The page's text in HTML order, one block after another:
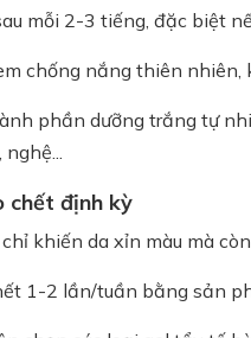
mỗi 2-3 tiếng, đặc biệt
chống nắng thiên
phần dưỡng trắng tự
chết định kỳ
khiến da xỉn màu mà
1-2 lần/tuần bằng sản